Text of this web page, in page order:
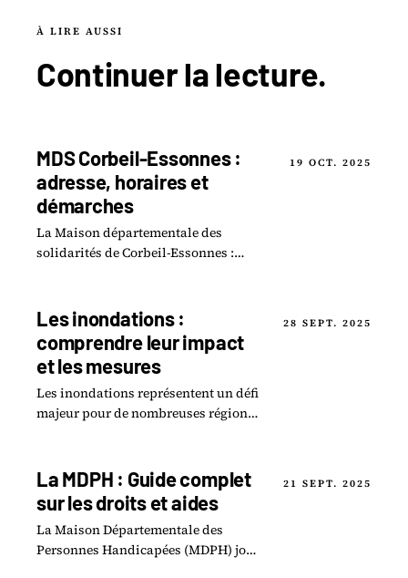
À LIRE AUSSI
Continuer lalecture.
MDS Corbeil-Essonnes :
adresse, horaires et
démarches
La Maison départementale des
solidarités de Corbeil-Essonnes :
possibles.
19 OCT. 2025
Les inondations :
comprendre leur impact
et les mesures
Les inondations représentent un défi
majeur pour de nombreuses régions,
humain.
28 SEPT. 2025
La MDPH : Guide complet
sur les droits et aides
La Maison Départementale des
Personnes Handicapées (MDPH) joue
21 SEPT. 2025